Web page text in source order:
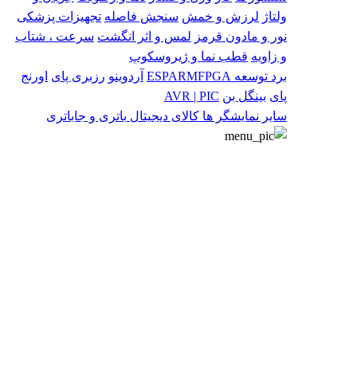
ولتاژ لرزش و خمش سنجش فاصله تجهیزات پزشکی
نور و مادون قرمز لمس و اثر انگشت سرعت ، شتاب
و زاویه قطب نما و ژیروسکوپ
برد توسعه
ESPARMFPGA آردوینو رزبری پای اورنج
پای بینگل بن AVR | PIC
سایر نمایشگر ها کالای دیجیتال باتری و جاباتری